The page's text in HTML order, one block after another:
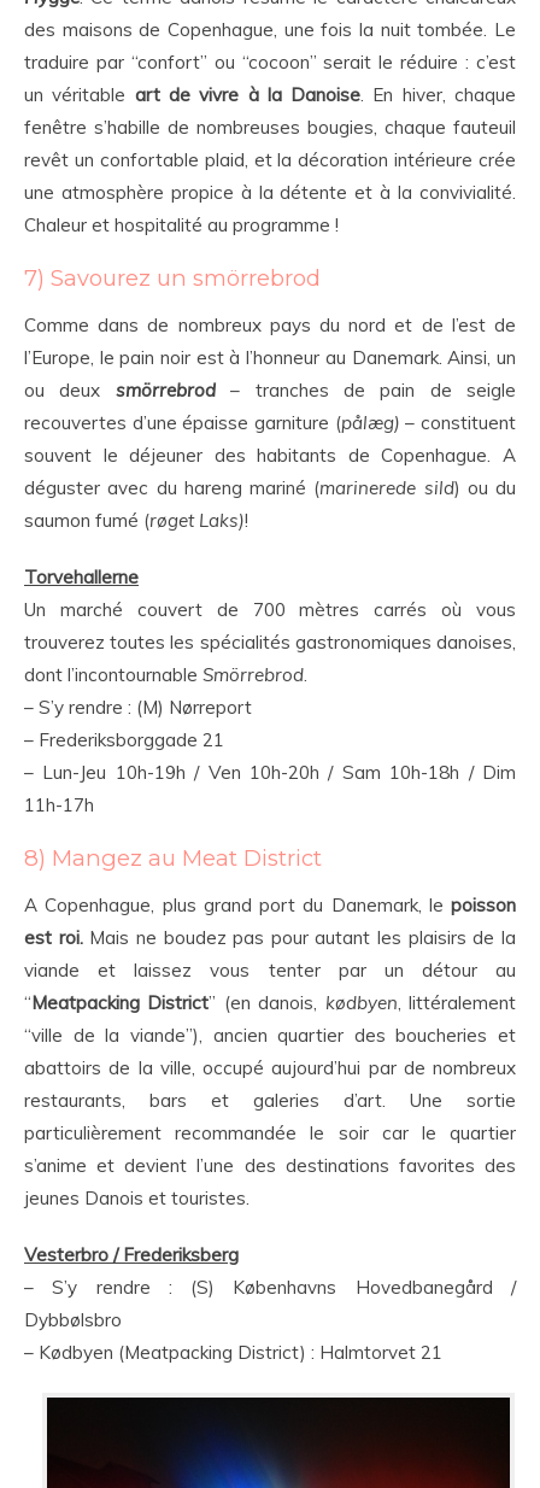
des maisons de Copenhague, une fois la nuit tombée. Le
traduire par “confort” ou “cocoon” serait le réduire : c’est
un véritable art de vivre à la Danoise . En hiver, chaque
fenêtre s’habille de nombreuses bougies, chaque fauteuil
revêt un confortable plaid, et la décoration intérieure crée
une atmosphère propice à la détente et à la convivialité.
Chaleur et hospitalité au programme !
7) Savourez un smörrebrod
Comme dans de nombreux pays du nord et de l’est de
l’Europe, le pain noir est à l’honneur au Danemark. Ainsi, un
ou deux smörrebrod
– tranches de pain de seigle
recouvertes d’une épaisse garniture (pålæg)– constituent
souvent le déjeuner des habitants de Copenhague. A
déguster avec du hareng mariné (marinerede sild) ou du
saumon fumé (røget Laks)!
Torvehallerne
Un marché couvert de 700 mètres carrés où vous
trouverez toutes les spécialités gastronomiques danoises,
dont l’incontournable Smörrebrod
– S’y rendre : (M) Nørreport
– Frederiksborggade 21
– Lun-Jeu 10h-19h / Ven 10h-20h / Sam 10h-18h / Dim
11h-17h
8) Mangez au Meat District
A Copenhague, plus grand port du Danemark, le poisson
est roi.Mais ne boudez pas pour autant les plaisirs de la
viande et laissez vous tenter par un détour au
“Meatpacking District” (en danois, kødbyen , littéralement
“ville de la viande”), ancien quartier des boucheries et
abattoirs de la ville, occupé aujourd’hui par de nombreux
restaurants, bars et galeries d’art. Une sortie
particulièrement recommandée le soir car le quartier
s’anime et devient l’une des destinations favorites des
jeunes Danois et touristes.
Vesterbro / Frederiksberg
– S’y rendre : (S) Københavns Hovedbanegård /
Dybbølsbro
– Kødbyen (Meatpacking District) : Halmtorvet 21